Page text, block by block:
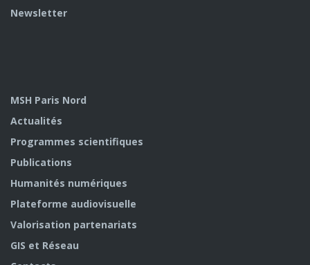
Newsletter
MSH Paris Nord
Actualités
Programmes scientifiques
Publications
Humanités numériques
Plateforme audiovisuelle
Valorisation partenariats
GIS et Réseau